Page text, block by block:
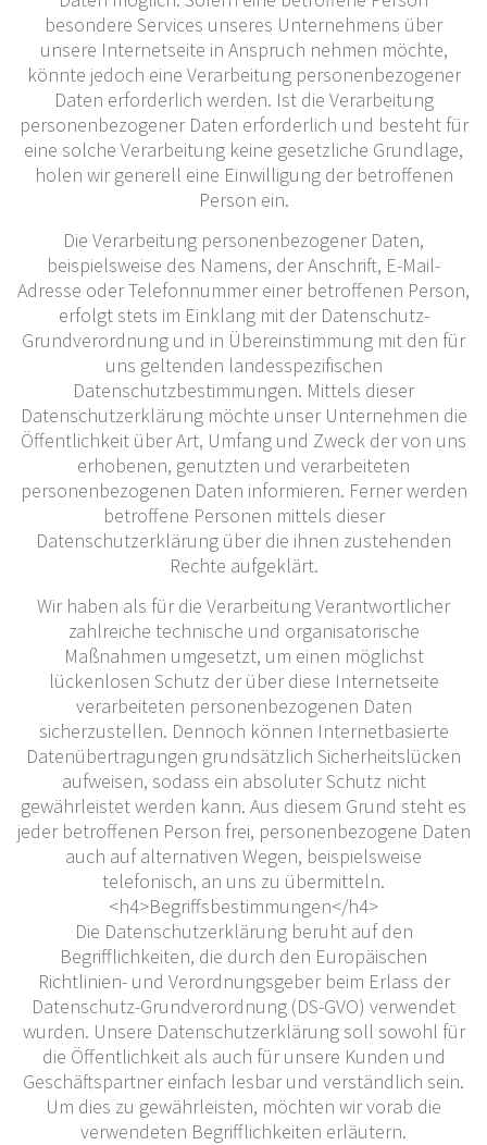
besondere Services unseres Unternehmens über
unsere Internetseite in Anspruch nehmen möchte,
könnte jedoch eine Verarbeitung personenbezogener
Daten erforderlich werden. Ist die Verarbeitung
personenbezogener Daten erforderlich und besteht für
eine solche Verarbeitung keine gesetzliche Grundlage,
holen wir generell eine Einwilligung der betroffenen
Person ein.
Die Verarbeitung personenbezogener Daten,
beispielsweise des Namens, der Anschrift, E-Mail-
Adresse oder Telefonnummer einer betroffenen Person,
erfolgt stets im Einklang mit der Datenschutz-
Grundverordnung und in Übereinstimmung mit den für
uns geltenden landesspezifischen
Datenschutzbestimmungen. Mittels dieser
Datenschutzerklärung möchte unser Unternehmen die
Öffentlichkeit über Art, Umfang und Zweck der von uns
erhobenen, genutzten und verarbeiteten
personenbezogenen Daten informieren. Ferner werden
betroffene Personen mittels dieser
Datenschutzerklärung über die ihnen zustehenden
Rechte aufgeklärt.
Wir haben als für die Verarbeitung Verantwortlicher
zahlreiche technische und organisatorische
Maßnahmen umgesetzt, um einen möglichst
lückenlosen Schutz der über diese Internetseite
verarbeiteten personenbezogenen Daten
sicherzustellen. Dennoch können Internetbasierte
Datenübertragungen grundsätzlich Sicherheitslücken
aufweisen, sodass ein absoluter Schutz nicht
gewährleistet werden kann. Aus diesem Grund steht es
jeder betroffenen Person frei, personenbezogene Daten
auch auf alternativen Wegen, beispielsweise
telefonisch, an uns zu übermitteln.
<h4>Begriffsbestimmungen</h4>
Die Datenschutzerklärung beruht auf den
Begrifflichkeiten, die durch den Europäischen
Richtlinien- und Verordnungsgeber beim Erlass der
Datenschutz-Grundverordnung (DS-GVO) verwendet
wurden. Unsere Datenschutzerklärung soll sowohl für
die Öffentlichkeit als auch für unsere Kunden und
Geschäftspartner einfach lesbar und verständlich sein.
Um dies zu gewährleisten, möchten wir vorab die
verwendeten Begrifflichkeiten erläutern.